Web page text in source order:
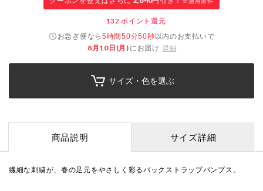
132 ポイント還元
お急ぎ便なら5時間50分50秒以内のお支払いで
8月10日(月) にお届け 詳細
サイズ・色を選ぶ
商品説明 サイズ詳細
繊細な刺繍が、春の足元をやさしく彩るバックストラップパンプス。